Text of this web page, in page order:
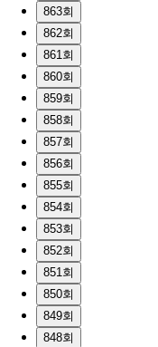
863회
862회
861회
860회
859회
858회
857회
856회
855회
854회
853회
852회
851회
850회
849회
848회